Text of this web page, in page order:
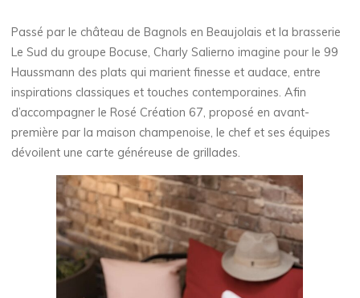
Passé par le château de Bagnols en Beaujolais et la brasserie
Le Sud du groupe Bocuse, Charly Salierno imagine pour le 99
Haussmann des plats qui marient finesse et audace, entre
inspirations classiques et touches contemporaines. Afin
d’accompagner le Rosé Création 67, proposé en avant-
première par la maison champenoise, le chef et ses équipes
dévoilent une carte généreuse de grillades.